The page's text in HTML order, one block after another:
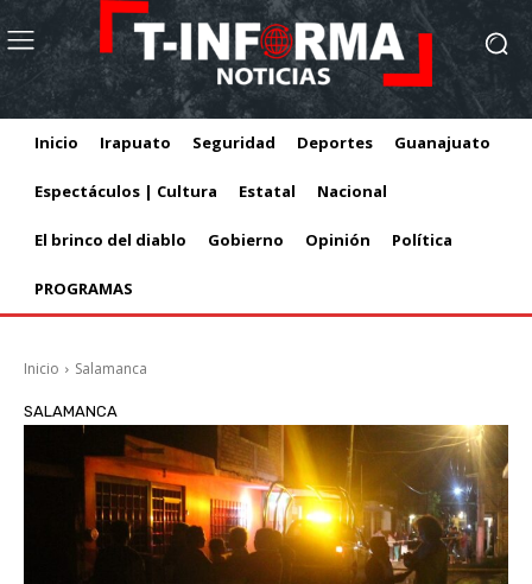
Inicio Irapuato Seguridad Deportes Guanajuato
Espectáculos | Cultura Estatal Nacional
El brinco del diablo Gobierno Opinión Política
PROGRAMAS
Inicio Salamanca
SALAMANCA